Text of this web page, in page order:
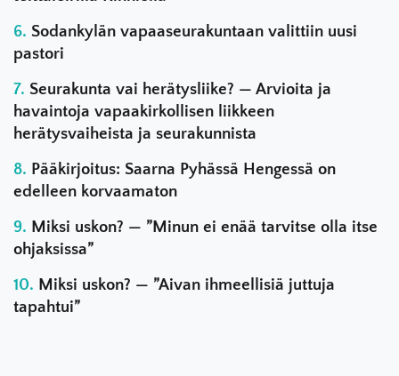
Sodankylän vapaaseurakuntaan valittiin uusi
pastori
Seurakunta vai herätysliike? — Arvioita ja
havaintoja vapaakirkollisen liikkeen
herätysvaiheista ja seurakunnista
Pääkirjoitus: Saarna Pyhässä Hengessä on
edelleen korvaamaton
Miksi uskon? — ”Minun ei enää tarvitse olla itse
ohjaksissa”
Miksi uskon? — ”Aivan ihmeellisiä juttuja
tapahtui”